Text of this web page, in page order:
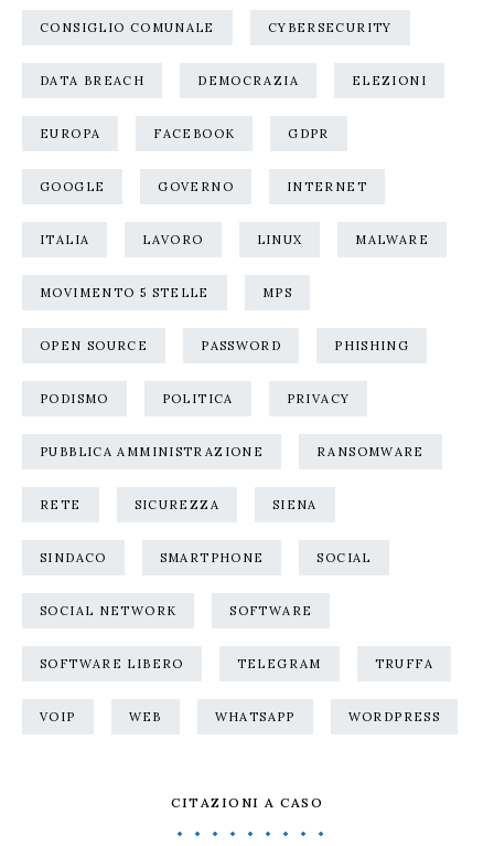
CONSIGLIO COMUNALE CYBERSECURITY
DATA BREACH DEMOCRAZIA ELEZIONI
EUROPA FACEBOOK GDPR
GOOGLE GOVERNO INTERNET
ITALIA LAVORO LINUX MALWARE
MOVIMENTO 5 STELLE MPS
OPEN SOURCE PASSWORD PHISHING
PODISMO POLITICA PRIVACY
PUBBLICA AMMINISTRAZIONE RANSOMWARE
RETE SICUREZZA SIENA
SINDACO SMARTPHONE SOCIAL
SOCIAL NETWORK SOFTWARE
SOFTWARE LIBERO TELEGRAM TRUFFA
VOIP WEB WHATSAPP WORDPRESS
CITAZIONI A CASO